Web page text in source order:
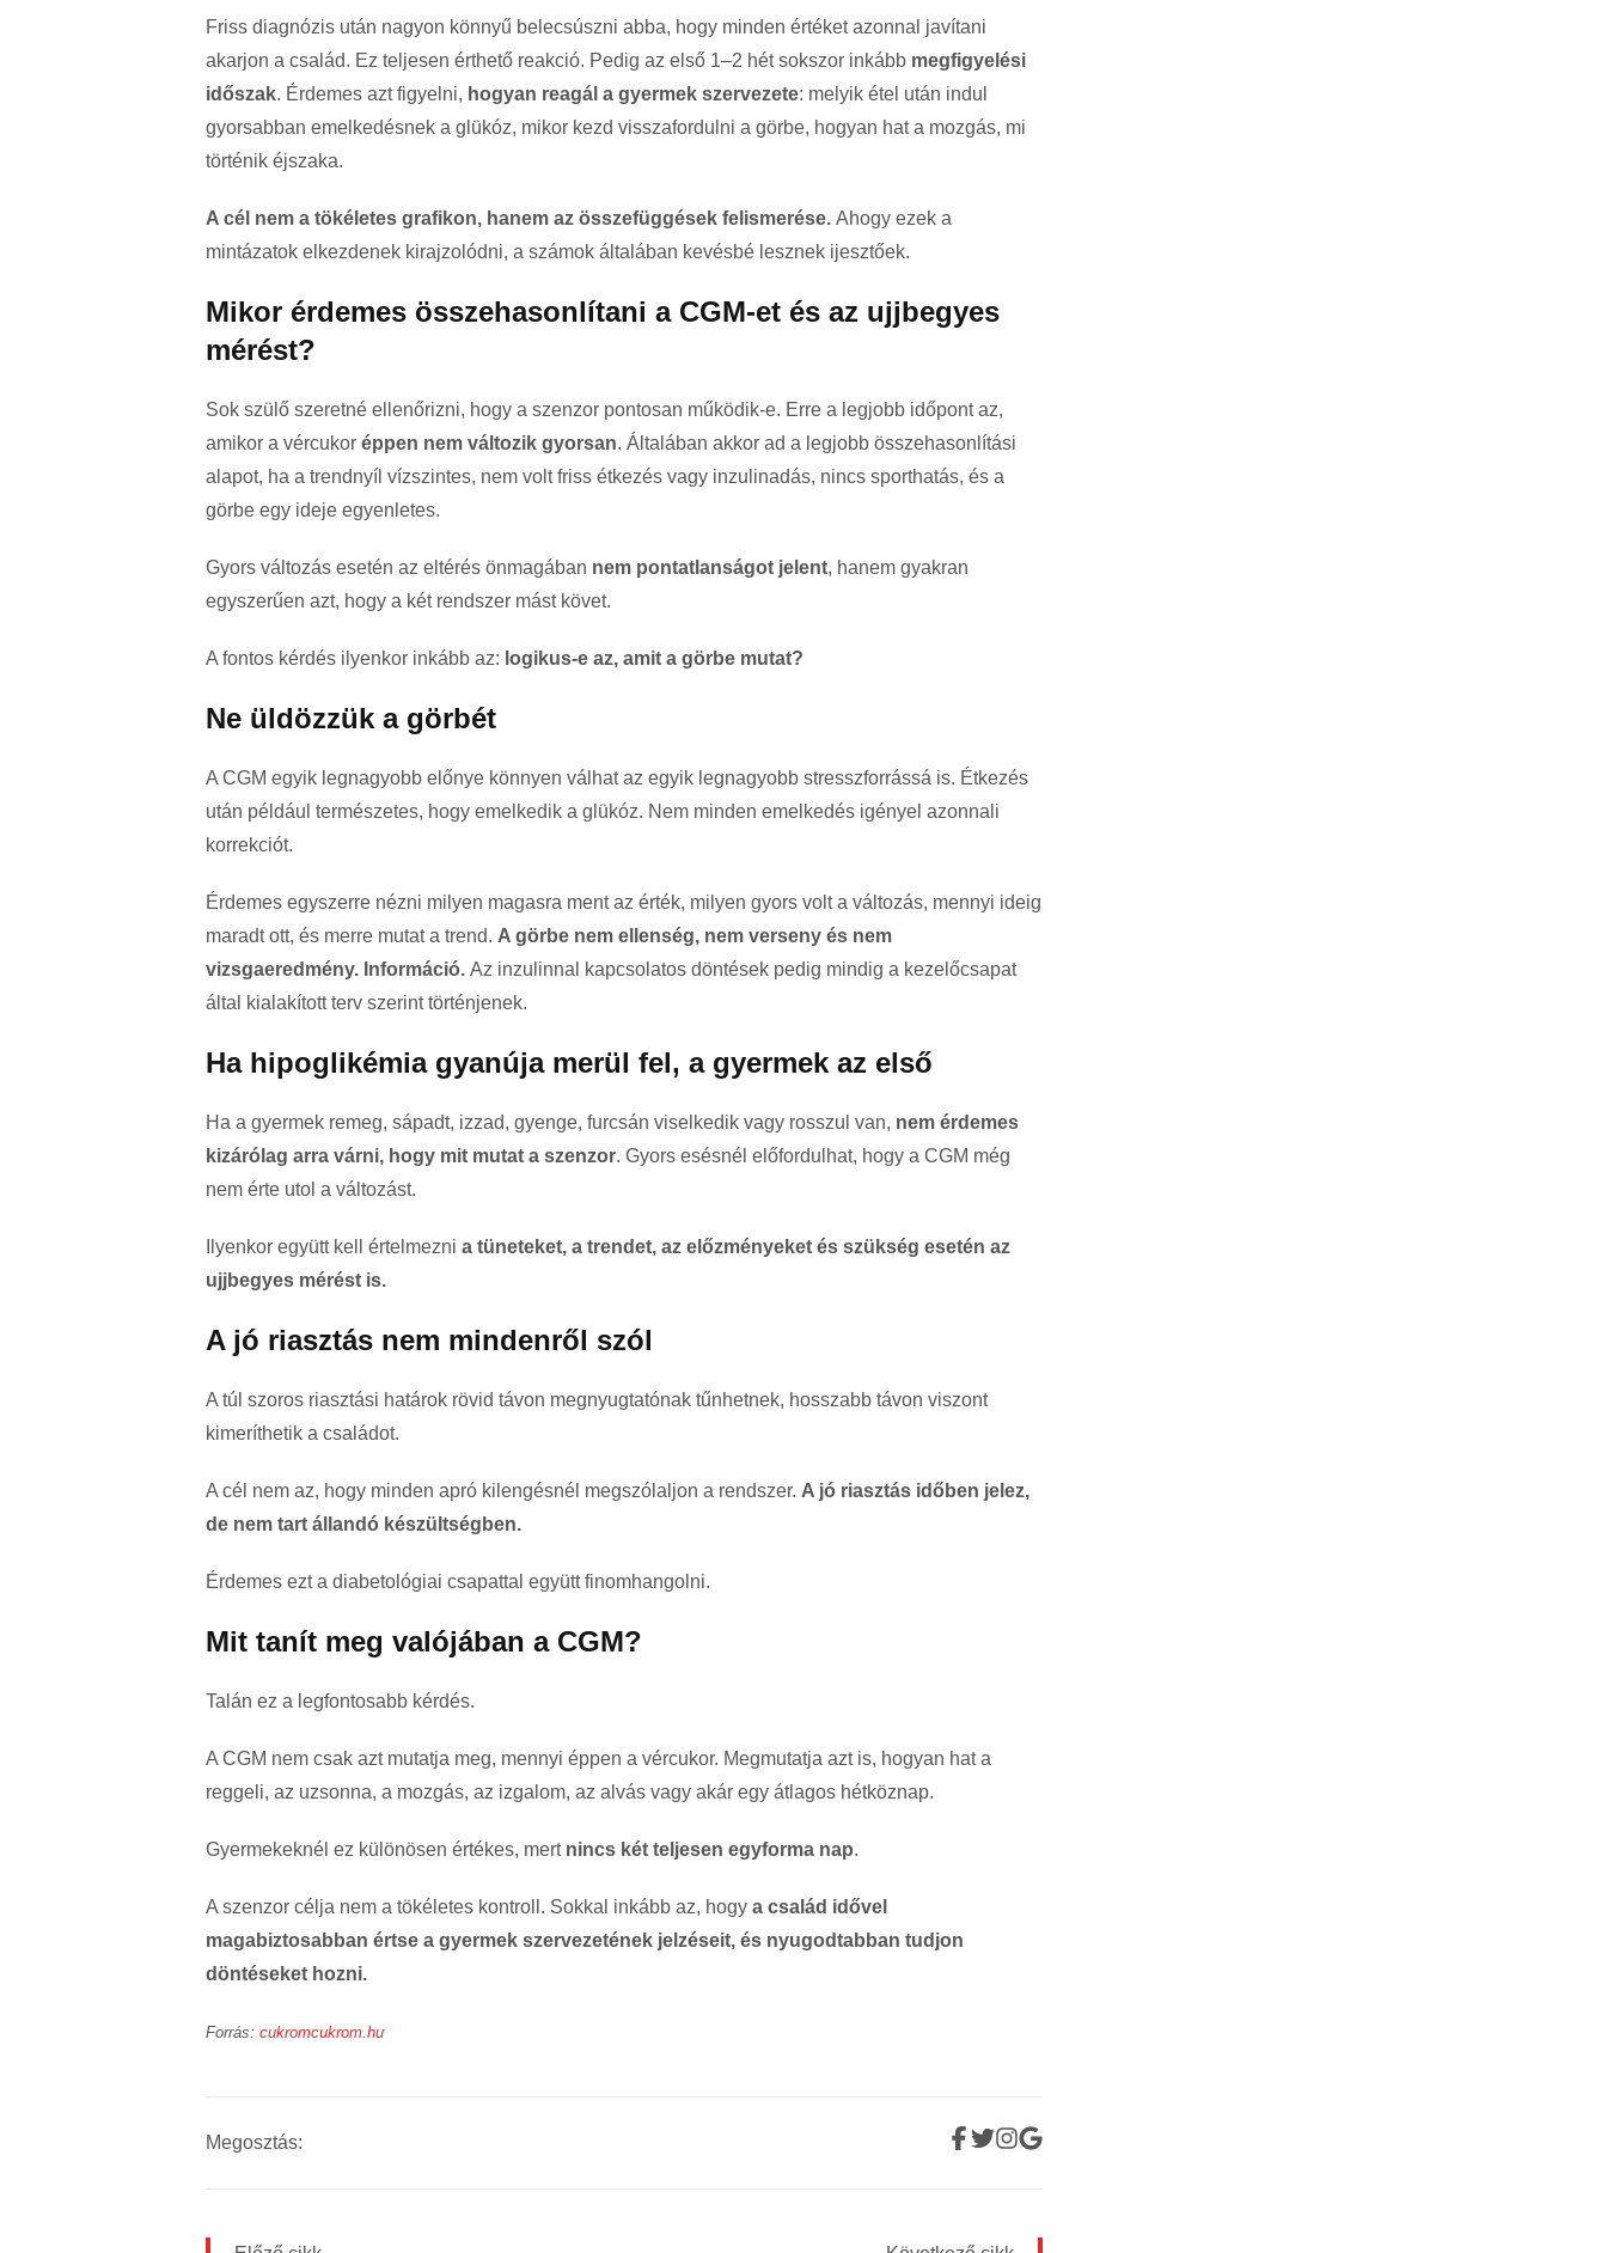
Friss diagnózis után nagyon könnyű belecsúszni abba, hogy minden értéket azonnal javítani
akarjon a család. Ez teljesen érthető reakció. Pedig az első 1–2 hét sokszor inkább megfigyelési
időszak. Érdemes azt figyelni, hogyan reagál a gyermek szervezete: melyik étel után indul
gyorsabban emelkedésnek a glükóz, mikor kezd visszafordulni a görbe, hogyan hat a mozgás, mi
történik éjszaka.
A cél nem a tökéletes grafikon, hanem az összefüggések felismerése. Ahogy ezek a
mintázatok elkezdenek kirajzolódni, a számok általában kevésbé lesznek ijesztőek.
Mikor érdemes összehasonlítani a CGM-et és az ujjbegyes
mérést?
Sok szülő szeretné ellenőrizni, hogy a szenzor pontosan működik-e. Erre a legjobb időpont az,
amikor a vércukor éppen nem változik gyorsan. Általában akkor ad a legjobb összehasonlítási
alapot, ha a trendnyíl vízszintes, nem volt friss étkezés vagy inzulinadás, nincs sporthatás, és a
görbe egy ideje egyenletes.
Gyors változás esetén az eltérés önmagában nem pontatlanságot jelent, hanem gyakran
egyszerűen azt, hogy a két rendszer mást követ.
A fontos kérdés ilyenkor inkább az: logikus-e az, amit a görbe mutat?
Ne üldözzük a görbét
A CGM egyik legnagyobb előnye könnyen válhat az egyik legnagyobb stresszforrássá is. Étkezés
után például természetes, hogy emelkedik a glükóz. Nem minden emelkedés igényel azonnali
korrekciót.
Érdemes egyszerre nézni milyen magasra ment az érték, milyen gyors volt a változás, mennyi ideig
maradt ott, és merre mutat a trend. A görbe nem ellenség, nem verseny és nem
vizsgaeredmény. Információ. Az inzulinnal kapcsolatos döntések pedig mindig a kezelőcsapat
által kialakított terv szerint történjenek.
Ha hipoglikémia gyanúja merül fel, a gyermek az első
Ha a gyermek remeg, sápadt, izzad, gyenge, furcsán viselkedik vagy rosszul van, nem érdemes
kizárólag arra várni, hogy mit mutat a szenzor. Gyors esésnél előfordulhat, hogy a CGM még
nem érte utol a változást.
Ilyenkor együtt kell értelmezni a tüneteket, a trendet, az előzményeket és szükség esetén az
ujjbegyes mérést is.
A jó riasztás nem mindenről szól
A túl szoros riasztási határok rövid távon megnyugtatónak tűnhetnek, hosszabb távon viszont
kimeríthetik a családot.
A cél nem az, hogy minden apró kilengésnél megszólaljon a rendszer. A jó riasztás időben jelez,
de nem tart állandó készültségben.
Érdemes ezt a diabetológiai csapattal együtt finomhangolni.
Mit tanít meg valójában a CGM?
Talán ez a legfontosabb kérdés.
A CGM nem csak azt mutatja meg, mennyi éppen a vércukor. Megmutatja azt is, hogyan hat a
reggeli, az uzsonna, a mozgás, az izgalom, az alvás vagy akár egy átlagos hétköznap.
Gyermekeknél ez különösen értékes, mert nincs két teljesen egyforma nap.
A szenzor célja nem a tökéletes kontroll. Sokkal inkább az, hogy a család idővel
magabiztosabban értse a gyermek szervezetének jelzéseit, és nyugodtabban tudjon
döntéseket hozni.
Forrás: cukromcukrom.hu
Megosztás: